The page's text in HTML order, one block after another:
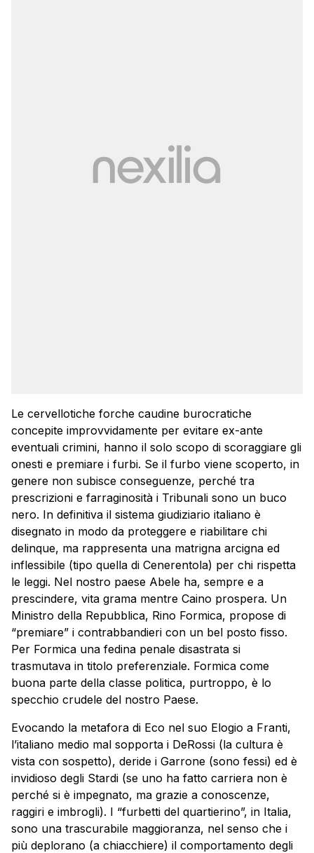
Le cervellotiche forche caudine burocratiche
concepite improvvidamente per evitare ex-ante
eventuali crimini, hanno il solo scopo di scoraggiare gli
onesti e premiare i furbi. Se il furbo viene scoperto, in
genere non subisce conseguenze, perché tra
prescrizioni e farraginosità i Tribunali sono un buco
nero. In definitiva il sistema giudiziario italiano è
disegnato in modo da proteggere e riabilitare chi
delinque, ma rappresenta una matrigna arcigna ed
inflessibile (tipo quella di Cenerentola) per chi rispetta
le leggi. Nel nostro paese Abele ha, sempre e a
prescindere, vita grama mentre Caino prospera. Un
Ministro della Repubblica, Rino Formica, propose di
“premiare” i contrabbandieri con un bel posto fisso.
Per Formica una fedina penale disastrata si
trasmutava in titolo preferenziale. Formica come
buona parte della classe politica, purtroppo, è lo
specchio crudele del nostro Paese.
Evocando la metafora di Eco nel suo Elogio a Franti,
l’italiano medio mal sopporta i DeRossi (la cultura è
vista con sospetto), deride i Garrone (sono fessi) ed è
invidioso degli Stardi (se uno ha fatto carriera non è
perché si è impegnato, ma grazie a conoscenze,
raggiri e imbrogli). I “furbetti del quartierino”, in Italia,
sono una trascurabile maggioranza, nel senso che i
più deplorano (a chiacchiere) il comportamento degli